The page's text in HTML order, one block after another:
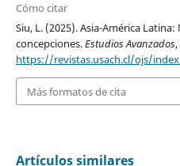
Cómo citar
Siu, L. (2025). Asia-América
concepciones.Estudios Avanzados,
https://revistas.usach.cl/ojs/
Más formatos de cita
Artículos similares